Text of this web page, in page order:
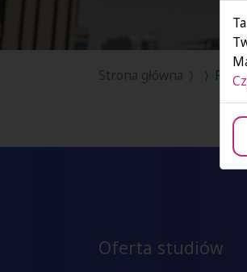
Strona główna
Oferta studiów